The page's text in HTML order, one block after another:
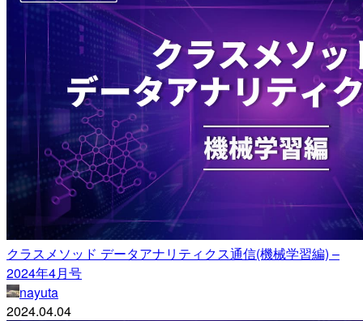
クラスメソッド データアナリティクス通信(機械学習編) –
2024年4月号
nayuta
2024.04.04